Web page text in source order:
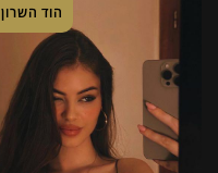
הוד השרון